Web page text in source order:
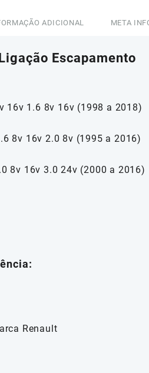
ADICIONAL META
Escapamento
16v 1.6 8v 16v (1998 a 2018)
8v 16v 2.0 8v (1995 a 2016)
8v 16v 3.0 24v (2000 a 2016)
Renault